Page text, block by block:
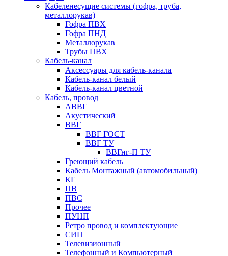
Кабеленесущие системы (гофра, труба,
металлорукав)
Гофра ПВХ
Гофра ПНД
Металлорукав
Трубы ПВХ
Кабель-канал
Аксессуары для кабель-канала
Кабель-канал белый
Кабель-канал цветной
Кабель, провод
АВВГ
Акустический
ВВГ
ВВГ ГОСТ
ВВГ ТУ
ВВГнг-П ТУ
Греющий кабель
Кабель Монтажный (автомобильный)
КГ
ПВ
ПВС
Прочее
ПУНП
Ретро провод и комплектующие
СИП
Телевизионный
Телефонный и Компьютерный